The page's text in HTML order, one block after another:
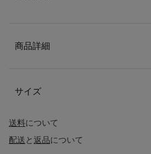
送料について
配送と返品について
商品詳細
サイズ